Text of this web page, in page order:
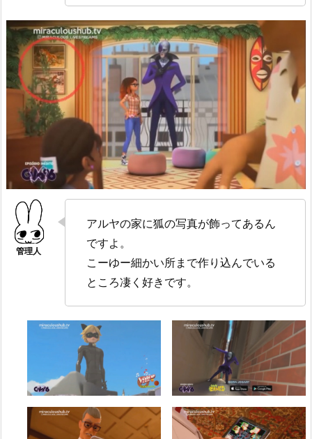
アルヤの家に狐の写真が飾ってあるん
ですよ。
こーゆー細かい所まで作り込んでいる
ところ凄く好きです。